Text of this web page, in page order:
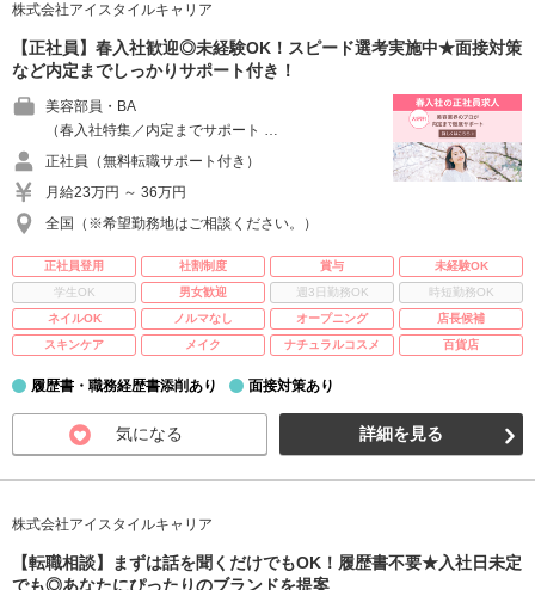
株式会社アイスタイルキャリア
【正社員】春入社歓迎◎未経験OK！スピード選考実施中★面接対策
など内定までしっかりサポート付き！
美容部員・BA
（春入社特集／内定までサポート …
正社員（無料転職サポート付き）
月給23万円 ～ 36万円
全国（※希望勤務地はご相談ください。）
正社員登用 社割制度 賞与
未経験OK
学生OK
男女歓迎 週3日勤務OK
時短勤務OK
ネイルOK
ノルマなし オープニング
店長候補
スキンケア
メイク ナチュラルコスメ 百貨店
履歴書・職務経歴書添削あり 面接対策あり
気になる 詳細を見る
株式会社アイスタイルキャリア
【転職相談】まずは話を聞くだけでもOK！履歴書不要★入社日未定
でも◎あなたにぴったりのブランドを提案